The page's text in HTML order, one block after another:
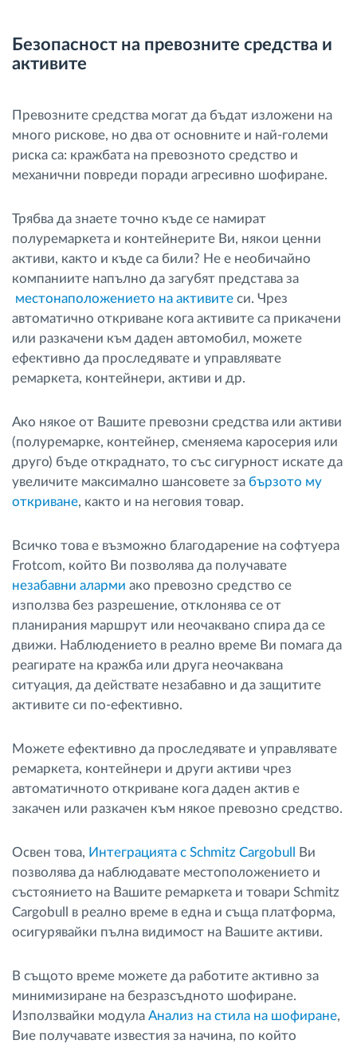
Безопасност на превозните средства и
активите
Превозните средства могат да бъдат изложени на
много рискове, но два от основните и най-големи
риска са: кражбата на превозното средство и
механични повреди поради агресивно шофиране.
Трябва да знаете точно къде се намират
полуремаркета и контейнерите Ви, някои ценни
активи, както и къде са били? Не е необичайно
компаниите напълно да загубят представа за
местонаположението на активите си. Чрез
автоматично откриване кога активите са прикачени
или разкачени към даден автомобил, можете
ефективно да проследявате и управлявате
ремаркета, контейнери, активи и др.
Ако някое от Вашите превозни средства или активи
(полуремарке, контейнер, сменяема каросерия или
друго) бъде откраднато, то със сигурност искате да
увеличите максимално шансовете за бързото му
откриване, както и на неговия товар.
Всичко това е възможно благодарение на софтуера
Frotcom, който Ви позволява да получавате
незабавни аларми ако превозно средство се
използва без разрешение, отклонява се от
планирания маршрут или неочаквано спира да се
движи. Наблюдението в реално време Ви помага да
реагирате на кражба или друга неочаквана
ситуация, да действате незабавно и да защитите
активите си по-ефективно.
Можете ефективно да проследявате и управлявате
ремаркета, контейнери и други активи чрез
автоматичното откриване кога даден актив е
закачен или разкачен към някое превозно средство.
Освен това, Интеграцията с Schmitz Cargobull
Ви
позволява да наблюдавате местоположението и
състоянието на Вашите ремаркета и товари Schmitz
Cargobull в реално време в една и съща платформа,
осигурявайки пълна видимост на Вашите активи.
В същото време можете да работите активно за
минимизиране на безразсъдното шофиране.
Използвайки модула Анализ на стила на шофиране,
Вие получавате известия за начина, по който